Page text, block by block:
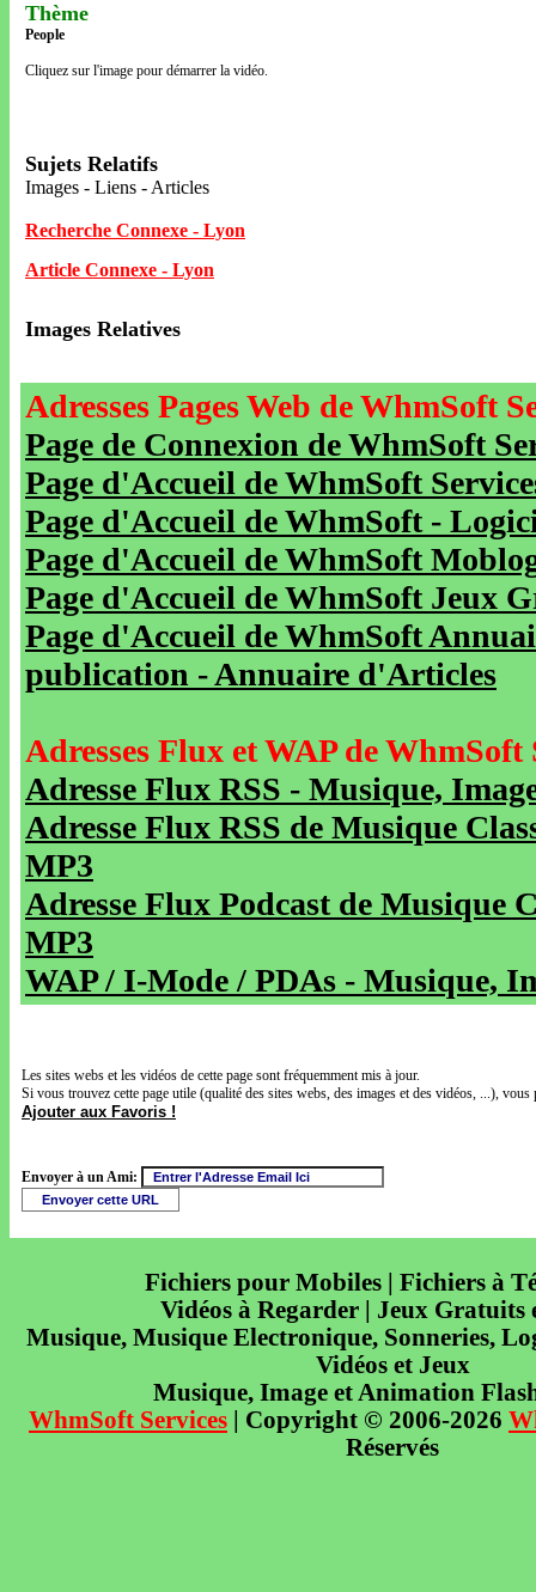
Thème
People
Cliquez sur l'image pour démarrer la vidéo.
Sujets Relatifs
Images - Liens - Articles
Recherche Connexe - Lyon
Article Connexe - Lyon
Images Relatives
Adresses Pages Web de WhmSoft
Page de Connexion de WhmSoft
Page d'Accueil de WhmSoft
Page d'Accueil de WhmSoft -
Page d'Accueil de WhmSoft
Page d'Accueil de WhmSoft Jeux
Page d'Accueil de WhmSoft
publication - Annuaire d'Articles
Adresses Flux et WAP de WhmSoft
Adresse Flux RSS - Musique,
Adresse Flux RSS de Musique
MP3
Adresse Flux Podcast de Musique
MP3
WAP / I-Mode / PDAs - Musique,
Les sites webs et les vidéos de cette page sont fréquemment mis à jour.
Si vous trouvez cette page utile (qualité des sites webs, des images et des vidéos, ...),
Ajouter aux Favoris !
Envoyer à un Ami:
Fichiers pour Mobiles | Fichiers à
Vidéos à Regarder | Jeux Gratuits
Musique, Musique Electronique, Sonneries,
Vidéos et Jeux
Musique, Image et Animation
WhmSoft Services | Copyright © 2006-2026
Réservés